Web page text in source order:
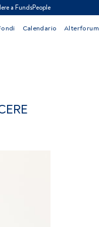
a FundsPeople
Calendario Alterforum